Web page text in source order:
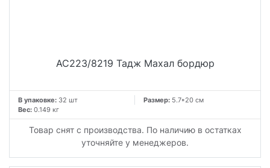
AC223/8219 Тадж Махал бордюр
В упаковке: 32 шт Размер: 5.7*20 см
Вес: 0.149 кг
Товар снят с производства. По наличию в остатках
уточняйте у менеджеров.